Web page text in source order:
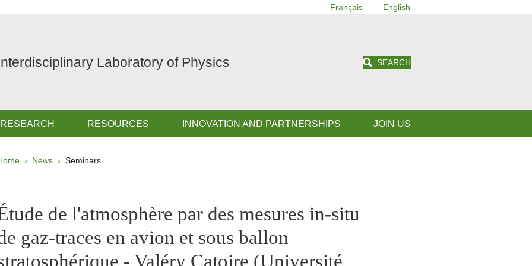
Français English
Laboratory of Physics SEARCH
RESEARCH RESOURCES INNOVATION AND PARTNERSHIPS JOIN US
News Seminars
Sidebar
de l'atmosphère par des mesures in-situ
gaz-traces en avion et sous ballon
- Valéry Catoire (Université